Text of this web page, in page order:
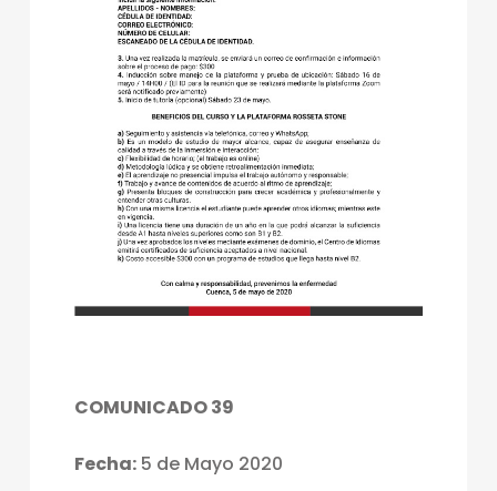
COMUNICADO 39
Fecha:5 de Mayo 2020